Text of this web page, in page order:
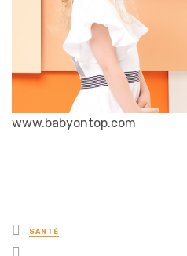
www.babyontop.com
Posted
in
SANTÉ